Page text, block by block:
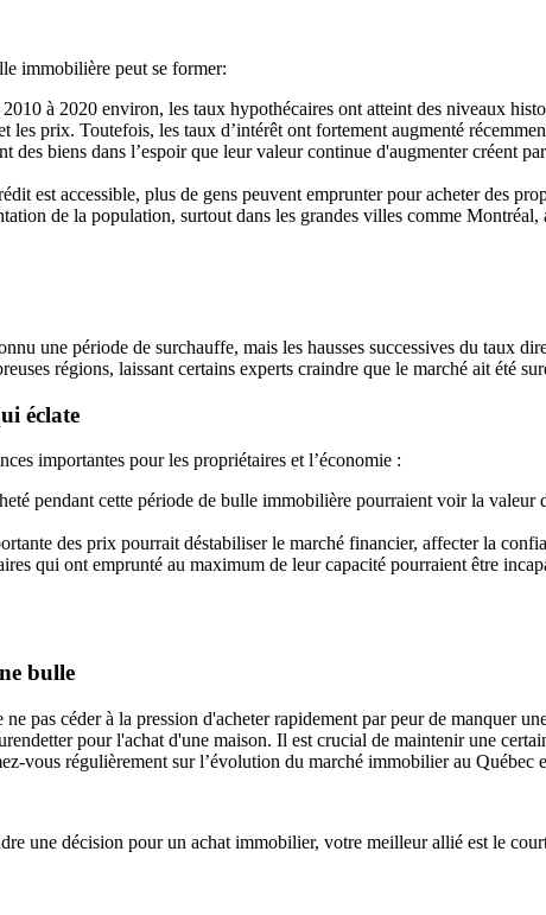
immobilière peut se former:
à 2020 environ, les taux hypothécaires ont atteint des niveaux
les prix. Toutefois, les taux d’intérêt ont fortement augmenté
des biens dans l’espoir que leur valeur continue d'augmenter créent
est accessible, plus de gens peuvent emprunter pour acheter des
de la population, surtout dans les grandes villes comme
une période de surchauffe, mais les hausses successives du taux
régions, laissant certains experts craindre que le marché ait été
éclate
importantes pour les propriétaires et l’économie :
pendant cette période de bulle immobilière pourraient voir la valeur
des prix pourrait déstabiliser le marché financier, affecter la
qui ont emprunté au maximum de leur capacité pourraient être
bulle
pas céder à la pression d'acheter rapidement par peur de manquer
pour l'achat d'une maison. Il est crucial de maintenir une
vous régulièrement sur l’évolution du marché immobilier au Québec
une décision pour un achat immobilier, votre meilleur allié est le